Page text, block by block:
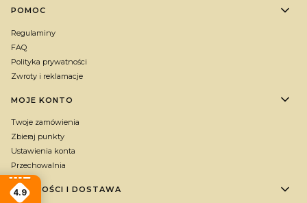
Linki w stopce
POMOC
Regulaminy
FAQ
Polityka prywatności
Zwroty i reklamacje
MOJE KONTO
Twoje zamówienia
Zbieraj punkty
Ustawienia konta
Przechowalnia
PŁATNOŚCI I DOSTAWA
4.9